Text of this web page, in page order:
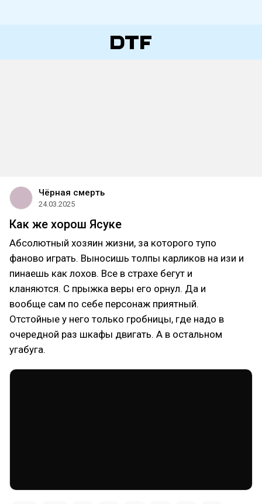
Чёрная смерть
24.03.2025
Как же хорош Ясуке
Абсолютный хозяин жизни, за которого тупо
фаново играть. Выносишь толпы карликов на изи и
пинаешь как лохов. Все в страхе бегут и
кланяются. С прыжка веры его орнул. Да и
вообще сам по себе персонаж приятный.
Отстойные у него только гробницы, где надо в
очередной раз шкафы двигать. А в остальном
угабуга.